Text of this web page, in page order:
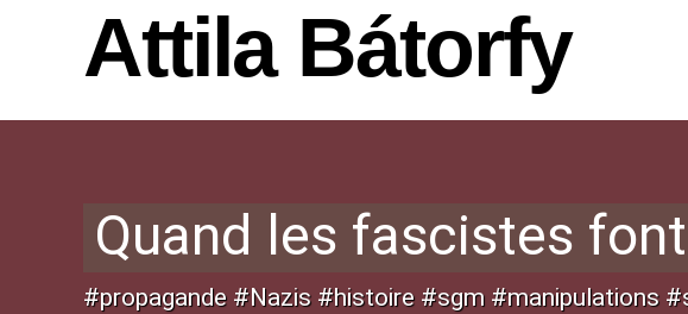
Attila Bátorfy
Quand les fascistes
#propagande #Nazis #histoire #sgm #manipulations